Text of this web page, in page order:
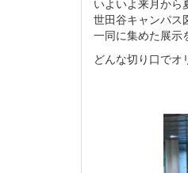
世田谷キャンパス
一同に集めた展示
どんな切り口でオ